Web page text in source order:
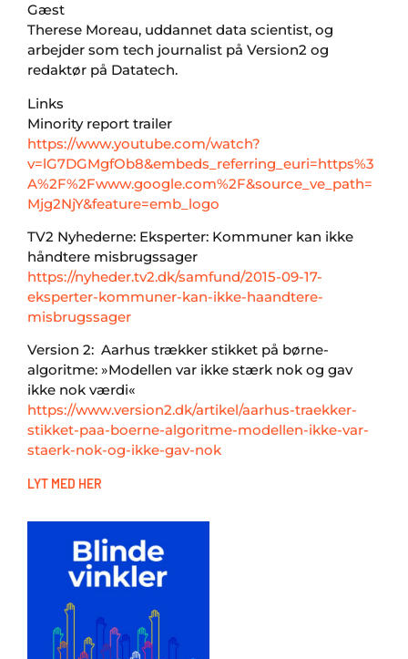
Gæst
Therese Moreau, uddannet data scientist, og
arbejder som tech journalist på Version2 og
redaktør på Datatech.
Links
Minority report trailer
https://www.youtube.com/watch?
v=lG7DGMgfOb8&embeds_referring_euri=https%3
A%2F%2Fwww.google.com%2F&source_ve_path=
Mjg2NjY&feature=emb_logo
TV2 Nyhederne: Eksperter: Kommuner kan ikke
håndtere misbrugssager
https://nyheder.tv2.dk/samfund/2015-09-17-
eksperter-kommuner-kan-ikke-haandtere-
misbrugssager
Version 2: Aarhus trækker stikket på børne-
algoritme: »Modellen var ikke stærk nok og gav
ikke nok værdi«
https://www.version2.dk/artikel/aarhus-traekker-
stikket-paa-boerne-algoritme-modellen-ikke-var-
staerk-nok-og-ikke-gav-nok
LYT MED HER